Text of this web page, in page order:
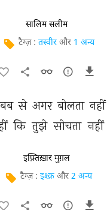
सालिम सलीम
टैग्ज़ : तस्वीर और 1 अन्य
से अगर बोलता नहीं
कि तुझे सोचता नहीं
इफ़्तिख़ार मुग़ल
टैग्ज़ : इश्क़ और 2 अन्य